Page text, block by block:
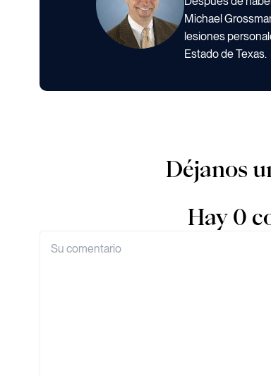
Michael
lesiones
Estado de Texas.
Déjanos
Hay 0